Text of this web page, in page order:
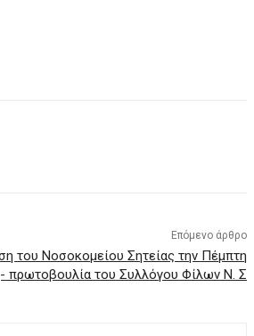
Επόμενο άρθρο
του Νοσοκομείου Σητείας την Πέμπτη
πρωτοβουλία του Συλλόγου Φίλων Ν. Σ